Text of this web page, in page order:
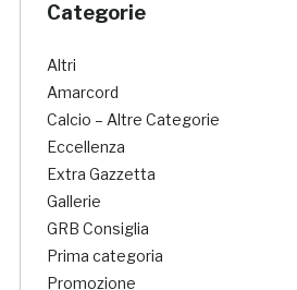
Categorie
Altri
Amarcord
Calcio – Altre Categorie
Eccellenza
Extra Gazzetta
Gallerie
GRB Consiglia
Prima categoria
Promozione